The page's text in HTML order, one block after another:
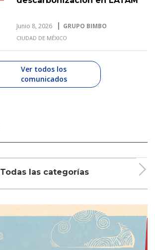
Junio 8, 2026 GRUPO BIMBO
CIUDAD DE MÉXICO
Ver todos los
comunicados
Todas las categorías